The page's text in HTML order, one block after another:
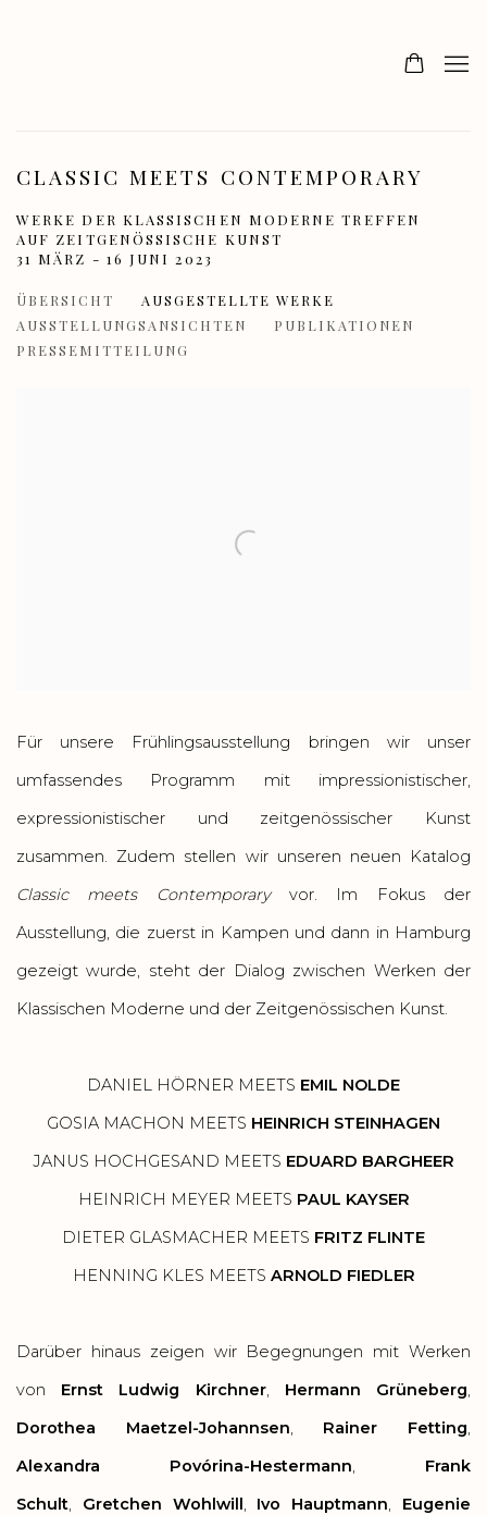
CLASSIC MEETS CONTEMPORARY
WERKE DER KLASSISCHEN MODERNE TREFFEN
AUF ZEITGENÖSSISCHE KUNST
31 MÄRZ - 16 JUNI 2023
ÜBERSICHT
AUSGESTELLTE WERKE
AUSSTELLUNGSANSICHTEN
PUBLIKATIONEN
PRESSEMITTEILUNG
Für unsere Frühlingsausstellung bringen wir unser
umfassendes Programm mit impressionistischer,
expressionistischer und zeitgenössischer Kunst
zusammen. Zudem stellen wir unseren neuen Katalog
Classic meets Contemporaryvor. Im Fokus der
Ausstellung, die zuerst in Kampen und dann in Hamburg
gezeigt wurde, steht der Dialog zwischen Werken der
Klassischen Moderne und der Zeitgenössischen Kunst.
DANIEL HÖRNER MEETS EMIL NOLDE
GOSIA MACHON MEETS HEINRICH STEINHAGEN
JANUS HOCHGESAND MEETS EDUARD BARGHEER
HEINRICH MEYER MEETS PAUL KAYSER
DIETER GLASMACHER MEETS FRITZ FLINTE
HENNING KLES MEETS ARNOLD FIEDLER
Darüber hinaus zeigen wir Begegnungen mit Werken
von Ernst Ludwig Kirchner, Hermann Grüneberg
Dorothea Maetzel-Johannsen
Rainer Fetting
Alexandra Povórina-Hestermann
Frank
Schult
Gretchen Wohlwill Ivo Hauptmann
Eugenie